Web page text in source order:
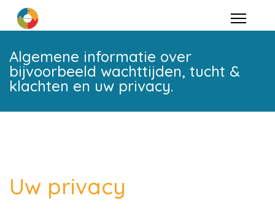
Algemene informatie over
bijvoorbeeld wachttijden, tucht &
klachten en uw privacy.
Uw privacy